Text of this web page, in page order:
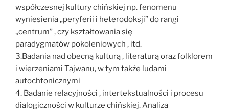
współczesnej kultury chińskiej np. fenomenu
wyniesienia „peryferii i heterodoksji” do rangi
„centrum” , czy kształtowania się
paradygmatów pokoleniowych , itd.
3.Badania nad obecną kulturą , literaturą oraz folklorem
i wierzeniami Tajwanu, w tym także ludami
autochtonicznymi
4. Badanie relacyjności , intertekstualności i procesu
dialogiczności w kulturze chińskiej. Analiza